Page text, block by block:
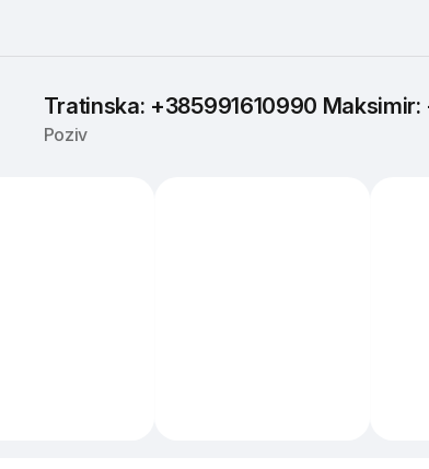
Tratinska: +385991610990
Poziv